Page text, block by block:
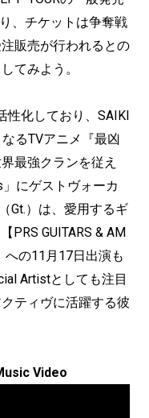
、チケットは争奪戦
販売が行われるとの
てみよう。
性化しており、SAIKI
るTVアニメ『最凶
最強クランを従え
にゲストヴォーカ
Gt.）は、愛用するギ
PRS GUITARS & AM
への11月17日出演も
Artistとしても注目
ティヴに活躍する彼
Video